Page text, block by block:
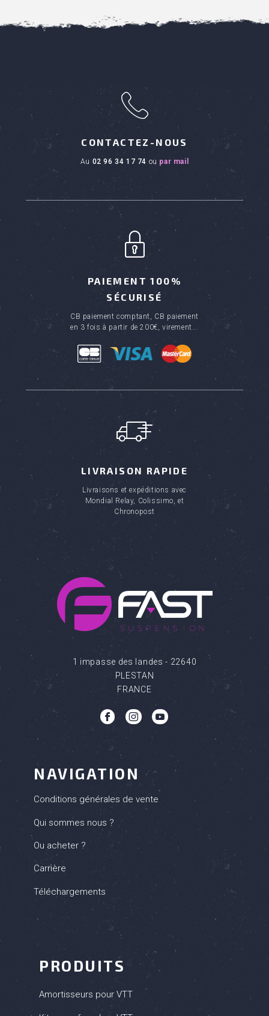
h
CONTACTEZ-NOUS
au 02 96 34 17 74 ou par mail
PAIEMENT 100%
SÉCURISÉ
CB paiement comptant, CB paiement
en 3 fois à partir de 200€, virement...
LIVRAISON RAPIDE
Livraisons et expéditions avec
Mondial Relay, Colissimo, et
Chronopost
1 impasse des landes - 22640
PLESTAN
FRANCE
b c q
NAVIGATION
Conditions générales de vente
Qui sommes nous ?
Ou acheter ?
Carrière
Téléchargements
PRODUITS
Amortisseurs pour VTT